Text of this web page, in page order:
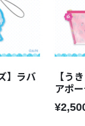
】ラバ
【う
アポ